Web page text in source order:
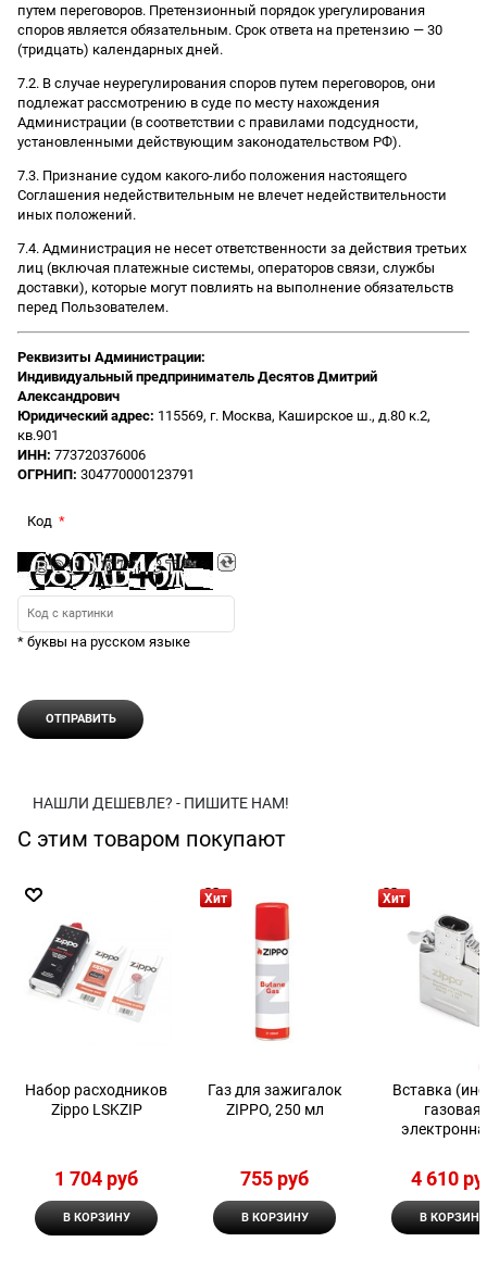
путем переговоров. Претензионный порядок урегулирования
споров является обязательным. Срок ответа на претензию — 30
(тридцать) календарных дней.
7.2. В случае неурегулирования споров путем переговоров, они
подлежат рассмотрению в суде по месту нахождения
Администрации (в соответствии с правилами подсудности,
установленными действующим законодательством РФ).
7.3. Признание судом какого-либо положения настоящего
Соглашения недействительным не влечет недействительности
иных положений.
7.4. Администрация не несет ответственности за действия третьих
лиц (включая платежные системы, операторов связи, службы
доставки), которые могут повлиять на выполнение обязательств
перед Пользователем.
Реквизиты Администрации:
Индивидуальный предприниматель Десятов Дмитрий
Александрович
Юридический адрес: 115569, г. Москва, Каширское ш., д.80 к.2,
кв.901
ИНН: 773720376006
ОГРНИП: 304770000123791
Код
* буквы на русском языке
НАШЛИ ДЕШЕВЛЕ? - ПИШИТЕ НАМ!
С этим товаром покупают
Набор расходников
Zippo LSKZIP
1 704 руб
В КОРЗИНУ
Хит
Газ для зажигалок
ZIPPO, 250 мл
755 руб
В КОРЗИНУ
Хит
Вставка
газовая
Zippo
4 610
В КОРЗИНУ